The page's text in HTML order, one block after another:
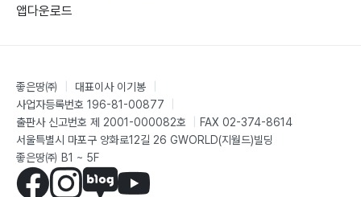
인터넷에 남긴 발자국, 평생 따라온다면? 정리하기&생각
함께 누리기 | 소셜미디어 094
내가 올린 정보는 내 친구만 보는 것이 아니라고? 생각 모
으기 | 소셜미디어 096
옛날 이야기에도 가짜 뉴스가 있다고? 생산하기 | 카드뉴
스 098
미디어는 나의 24시간을 얼마나 채우고 있을까? 정리하
앱다운로드
좋은땅㈜ 대표이사 이기봉
사업자등록번호 196-81-00877
출판사 신고번호 제 2001-000082호
FAX 02-374-8614
서울특별시 마포구 양화로12길 26 GWORLD(지월드)빌딩
좋은땅㈜ B1 ~ 5F